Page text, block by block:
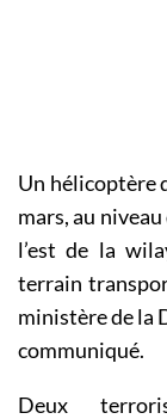
Un hélicoptère
mars, au
l’est de la
terrain
ministère de la
communiqué.
Deux